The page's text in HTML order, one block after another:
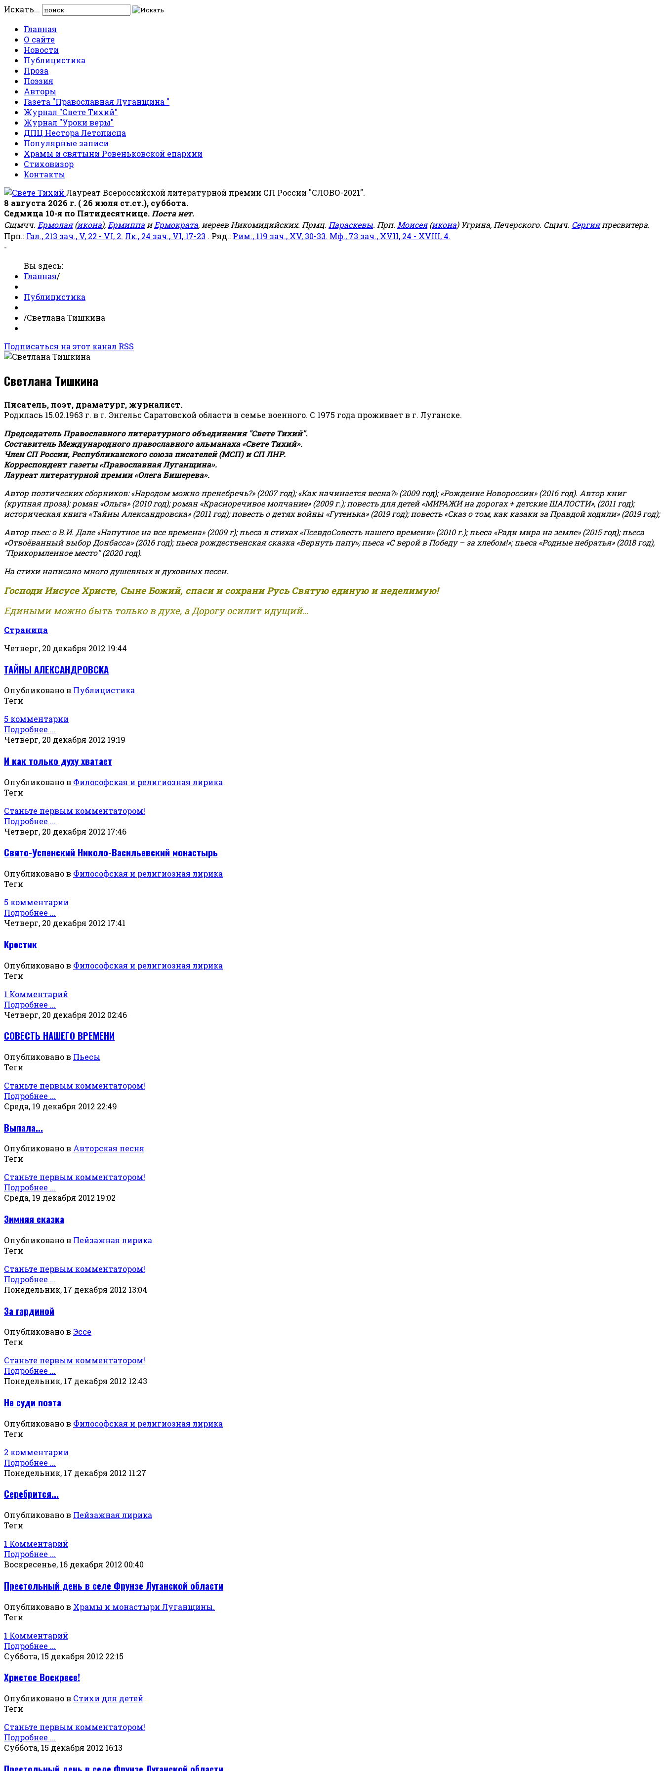
Искать...
Главная
О сайте
Новости
Публицистика
Проза
Поэзия
Авторы
Газета "Православная Луганщина "
Журнал "Свете Тихий"
Журнал "Уроки веры"
ДПЦ Нестора Летописца
Популярные записи
Храмы и святыни Ровеньковской епархии
Стиховизор
Контакты
Лауреат Всероссийской литературной премии СП России "СЛОВО-2021".
8 августа 2026 г. ( 26 июля ст.ст.), суббота.
Седмица 10-я по Пятидесятнице. Поста нет.
Сщмчч. Ермолая(икона), Ермиппа иЕрмократа, иереев Никомидийских. Прмц. Параскевы. Прп. Моисея(икона) Угрина, Печерского. Сщмч. Сергияпресвитера.
Прп.: Гал., 213 зач., V, 22 - VI, 2. Лк., 24 зач., VI, 17-23 . Ряд.: Рим., 119 зач., XV, 30-33. Мф., 73 зач., XVII, 24 - XVIII, 4.
-
Вы здесь:
Главная/
Публицистика
/Светлана Тишкина
Подписаться на этот канал RSS
Светлана Тишкина
Писатель, поэт, драматург, журналист.
Родилась 15.02.1963 г. в г. Энгельс Саратовской области в семье военного. С 1975 года проживает в г. Луганске.
Председатель Православного литературного объединения "Свете Тихий".
Составитель Международного православного альманаха «Свете Тихий».
Член СП России, Республиканского союза писателей (МСП) и СП ЛНР.
Корреспондент газеты «Православная Луганщина».
Лауреат литературной премии «Олега Бишерева».
Автор поэтических сборников: «Народом можно пренебречь?» (2007 год); «Как начинается весна?» (2009 год); «Рождение Новороссии» (2016 год). Автор книг
(крупная проза): роман «Ольга» (2010 год); роман «Красноречивое молчание» (2009 г.); повесть для детей «МИРАЖИ на дорогах + детские ШАЛОСТИ», (2011 год);
историческая книга «Тайны Александровска» (2011 год); повесть о детях войны «Гутенька» (2019 год); повесть «Сказ о том, как казаки за Правдой ходили» (2019 год);
Автор пьес: о В.И. Дале «Напутное на все времена» (2009 г); пьеса в стихах «ПсевдоСовесть нашего времени» (2010 г.); пьеса «Ради мира на земле» (2015 год); пьеса
«Отвоёванный выбор Донбасса» (2016 год); пьеса рождественская сказка «Вернуть папу»; пьеса «С верой в Победу – за хлебом!»;пьеса «Родные небратья» (2018 год),
"Прикормленное место" (2020 год).
На стихи написано много душевных и духовных песен.
Господи Иисусе Христе, Сыне Божий, спаси и сохрани Русь Святую единую и неделимую!
Едиными можно быть только в духе, а Дорогу осилит идущий...
Страница
Четверг, 20 декабря 2012 19:44
ТАЙНЫ АЛЕКСАНДРОВСКА
Опубликовано в Публицистика
Теги
5 комментарии
Подробнее ...
Четверг, 20 декабря 2012 19:19
И как только духу хватает
Опубликовано в Философская и религиозная лирика
Теги
Станьте первым комментатором!
Подробнее ...
Четверг, 20 декабря 2012 17:46
Свято-Успенский Николо-Васильевский монастырь
Опубликовано в Философская и религиозная лирика
Теги
5 комментарии
Подробнее ...
Четверг, 20 декабря 2012 17:41
Крестик
Опубликовано в Философская и религиозная лирика
Теги
1 Комментарий
Подробнее ...
Четверг, 20 декабря 2012 02:46
СОВЕСТЬ НАШЕГО ВРЕМЕНИ
Опубликовано в Пьесы
Теги
Станьте первым комментатором!
Подробнее ...
Среда, 19 декабря 2012 22:49
Выпала...
Опубликовано в Авторская песня
Теги
Станьте первым комментатором!
Подробнее ...
Среда, 19 декабря 2012 19:02
Зимняя сказка
Опубликовано в Пейзажная лирика
Теги
Станьте первым комментатором!
Подробнее ...
Понедельник, 17 декабря 2012 13:04
За гардиной
Опубликовано в Эссе
Теги
Станьте первым комментатором!
Подробнее ...
Понедельник, 17 декабря 2012 12:43
Не суди поэта
Опубликовано в Философская и религиозная лирика
Теги
2 комментарии
Подробнее ...
Понедельник, 17 декабря 2012 11:27
Серебрится...
Опубликовано в Пейзажная лирика
Теги
1 Комментарий
Подробнее ...
Воскресенье, 16 декабря 2012 00:40
Престольный день в селе Фрунзе Луганской области
Опубликовано в Храмы и монастыри Луганщины.
Теги
1 Комментарий
Подробнее ...
Суббота, 15 декабря 2012 22:15
Христос Воскресе!
Опубликовано в Стихи для детей
Теги
Станьте первым комментатором!
Подробнее ...
Суббота, 15 декабря 2012 16:13